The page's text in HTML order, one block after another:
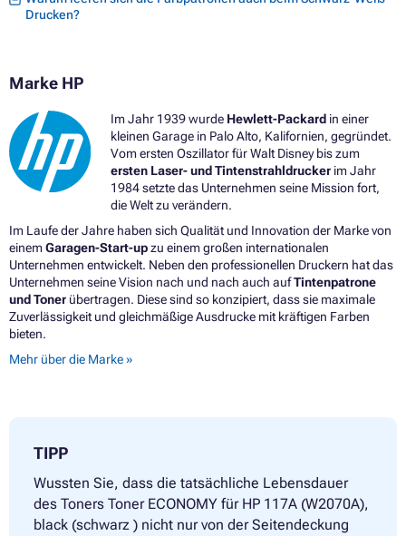
Drucken?
Marke HP
Im Jahr 1939 wurde Hewlett-Packardin einer
kleinen Garage in Palo Alto, Kalifornien, gegründet.
Vom ersten Oszillator für Walt Disney bis zum
ersten Laser- und Tintenstrahldruckerim Jahr
1984 setzte das Unternehmen seine Mission fort,
die Welt zu verändern.
Im Laufe der Jahre haben sich Qualität und Innovation der Marke von
einemGaragen-Start-upzu einem großen internationalen
Unternehmen entwickelt. Neben den professionellen Druckern hat das
Unternehmen seine Vision nach und nach auch aufTintenpatrone
und Toner übertragen. Diese sind so konzipiert, dass sie maximale
Zuverlässigkeit und gleichmäßige Ausdrucke mit kräftigen Farben
bieten.
Mehr über die Marke »
TIPP
Wussten Sie, dass die tatsächliche Lebensdauer
des Toners Toner ECONOMY für HP 117A (W2070A),
black (schwarz ) nicht nur von der Seitendeckung